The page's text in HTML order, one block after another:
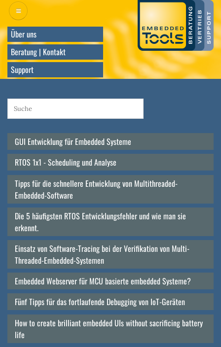
Direkt
zum
InhaltÜber uns
Beratung | Kontakt
Support
Main
navigation
GUI Entwicklung für Embedded Systeme
RTOS 1x1 - Scheduling und Analyse
Tipps für die schnellere Entwicklung von Multithreaded-
Embedded-Software
Die 5 häufigsten RTOS Entwicklungsfehler und wie man sie
erkennt.
Einsatz von Software-Tracing bei der Verifikation von Multi-
Threaded-Embedded-Systemen
Embedded Webserver für MCU basierte embedded Systeme?
Fünf Tipps für das fortlaufende Debugging von IoT-Geräten
How to create brilliant embedded UIs without sacrificing battery
life